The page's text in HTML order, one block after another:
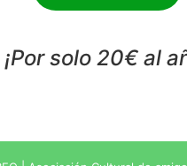
¡Por solo 20€ al